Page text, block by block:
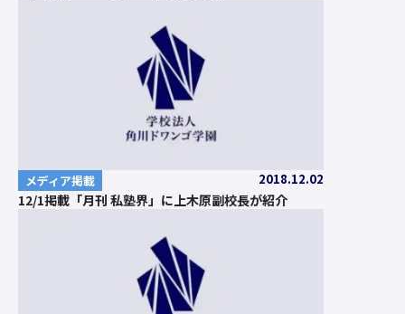
メディア掲載 2018.12.02
12/1掲載「月刊 私塾界」に上木原副校長が紹介